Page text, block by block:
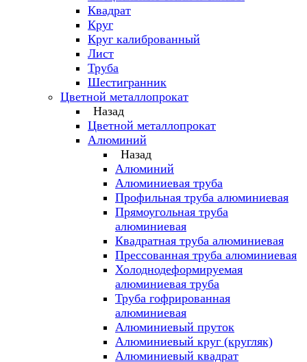
Квадрат
Круг
Круг калиброванный
Лист
Труба
Шестигранник
Цветной металлопрокат
Назад
Цветной металлопрокат
Алюминий
Назад
Алюминий
Алюминиевая труба
Профильная труба алюминиевая
Прямоугольная труба
алюминиевая
Квадратная труба алюминиевая
Прессованная труба алюминиевая
Холоднодеформируемая
алюминиевая труба
Труба гофрированная
алюминиевая
Алюминиевый пруток
Алюминиевый круг (кругляк)
Алюминиевый квадрат